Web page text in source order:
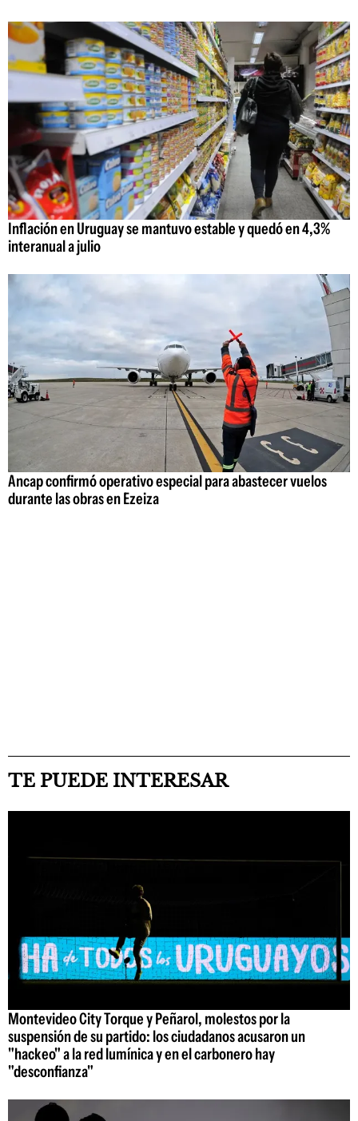
Inflación en Uruguay se mantuvo estable y quedó en 4,3%
interanual a julio
Ancap confirmó operativo especial para abastecer vuelos
durante las obras en Ezeiza
TE PUEDE INTERESAR
Montevideo City Torque y Peñarol, molestos por la
suspensión de su partido: los ciudadanos acusaron un
"hackeo" a la red lumínica y en el carbonero hay
"desconfianza"